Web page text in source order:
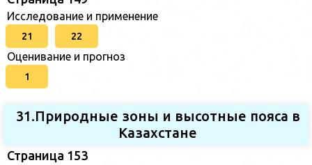
Исследование и применение
21 22
Оценивание и прогноз
1
31.Природные зоны и высотные пояса в
Казахстане
Страница 153